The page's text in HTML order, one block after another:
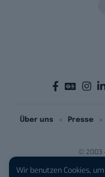
Wir benutzen Cookies,
© 2003
Über uns Presse